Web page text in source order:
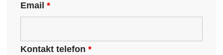
Email *
Kontakt telefon *